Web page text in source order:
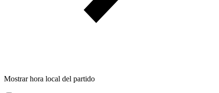
Mostrar hora local del partido